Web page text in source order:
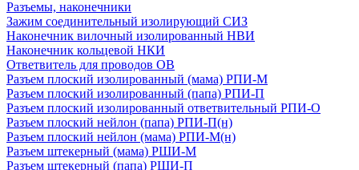
Разъемы, наконечники
Зажим соединительный изолирующий СИЗ
Наконечник вилочный изолированный НВИ
Наконечник кольцевой НКИ
Ответвитель для проводов ОВ
Разъем плоский изолированный (мама) РПИ-М
Разъем плоский изолированный (папа) РПИ-П
Разъем плоский изолированный ответвительный РПИ-О
Разъем плоский нейлон (папа) РПИ-П(н)
Разъем плоский нейлон (мама) РПИ-М(н)
Разъем штекерный (мама) РШИ-М
Разъем штекерный (папа) РШИ-П